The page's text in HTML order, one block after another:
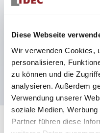
Diese Webseite
Wir verwenden Cookies,
personalisieren,
zu können und die
analysieren. Außerdem
Verwendung unserer
soziale Medien,
Partner führen diese
Optionen umfassen
Montageoptionen
Fassung oder
Spezifikationen